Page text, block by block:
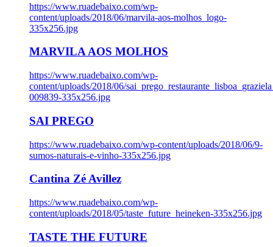
https://www.ruadebaixo.com/wp-
content/uploads/2018/06/marvila-aos-molhos_logo-
335x256.jpg
MARVILA AOS MOLHOS
https://www.ruadebaixo.com/wp-
content/uploads/2018/06/
009839-335x256.jpg
SAI PREGO
https://www.ruadebaixo.com/wp-content/uploads/2018/06/9-
sumos-naturais-e-vinho-335x256.jpg
Cantina Zé Avillez
https://www.ruadebaixo.com/wp-
content/uploads/2018/05/taste_future_heineken-335x256.jpg
TASTE THE FUTURE